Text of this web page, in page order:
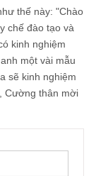
thế này: "Chào
chế đào tạo và
kinh nghiệm
một vài mẫu
sẽ kinh nghiệm
Cường thân mời